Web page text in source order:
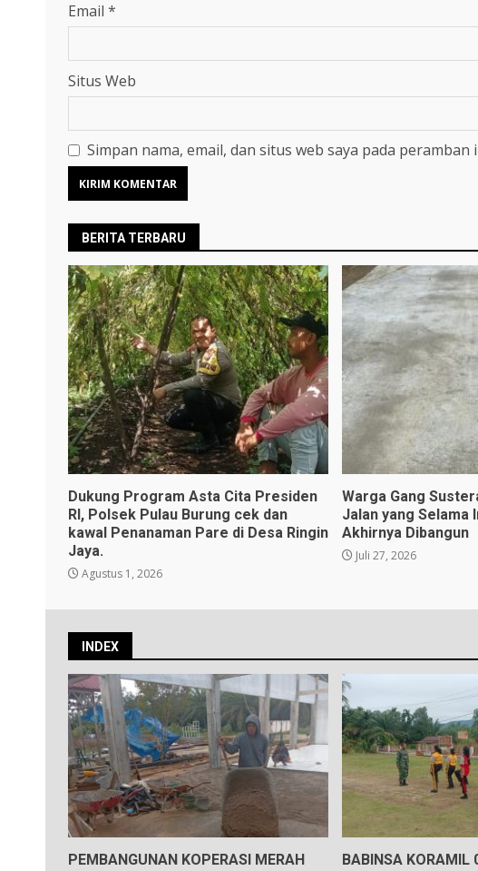
Email *
Situs Web
Simpan nama, email, dan situs web saya pada
BERITA TERBARU
Dukung Program Asta Cita Presiden
RI, Polsek Pulau Burung cek dan
kawal Penanaman Pare di Desa Ringin
Jaya.
Agustus 1, 2026
Warga Gang
Jalan yang Selama
Akhirnya Dibangun
Juli 27, 2026
INDEX
PEMBANGUNAN KOPERASI MERAH
BABINSA KORAMIL